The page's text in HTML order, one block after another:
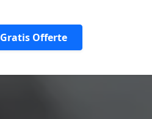
Gratis Offerte